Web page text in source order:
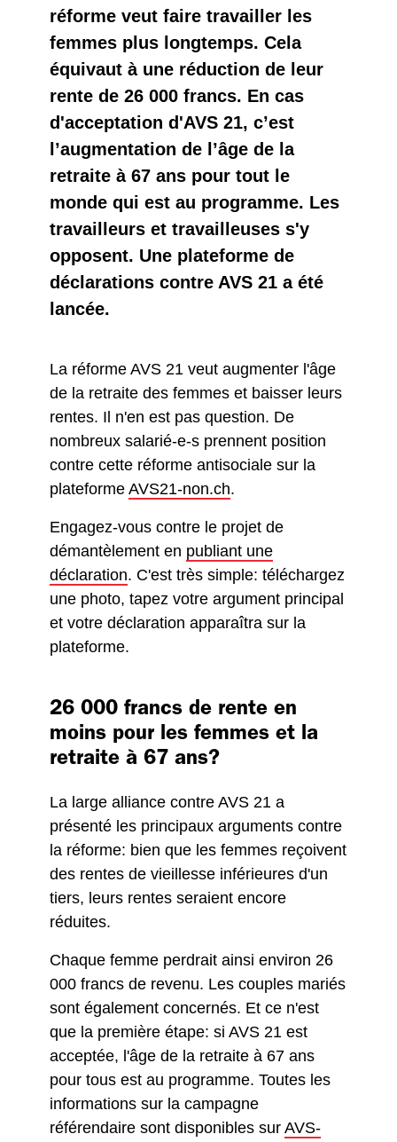
réforme veut faire travailler les
femmes plus longtemps. Cela
équivaut à une réduction de leur
rente de 26 000 francs. En cas
d'acceptation d'AVS 21, c’est
l’augmentation de l’âge de la
retraite à 67 ans pour tout le
monde qui est au programme. Les
travailleurs et travailleuses s'y
opposent. Une plateforme de
déclarations contre AVS 21 a été
lancée.
La réforme AVS 21 veut augmenter l'âge
de la retraite des femmes et baisser leurs
rentes. Il n'en est pas question. De
nombreux salarié-e-s prennent position
contre cette réforme antisociale sur la
plateforme AVS21-non.ch.
Engagez-vous contre le projet de
démantèlement en publiant une
déclaration. C'est très simple: téléchargez
une photo, tapez votre argument principal
et votre déclaration apparaîtra sur la
plateforme.
26 000 francs de rente en
moins pour les femmes et la
retraite à 67 ans?
La large alliance contre AVS 21 a
présenté les principaux arguments contre
la réforme: bien que les femmes reçoivent
des rentes de vieillesse inférieures d'un
tiers, leurs rentes seraient encore
réduites.
Chaque femme perdrait ainsi environ 26
000 francs de revenu. Les couples mariés
sont également concernés. Et ce n'est
que la première étape: si AVS 21 est
acceptée, l'âge de la retraite à 67 ans
pour tous est au programme. Toutes les
informations sur la campagne
référendaire sont disponibles sur AVS-